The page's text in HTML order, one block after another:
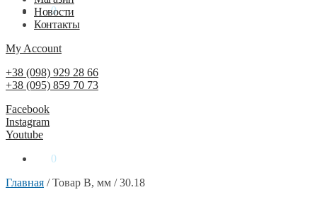
0₴ 0
Новости
Контакты
My Account
+38 (098) 929 28 66
+38 (095) 859 70 73
Facebook
Instagram
Youtube
0
Главная /Товар B, мм /30.18